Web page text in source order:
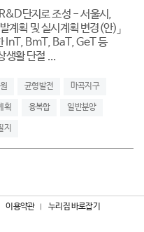
단지로 조성 - 서울시,
계획 및 실시계획 변경(안)」
InT, BmT, BaT, GeT 등
생활 단절 ...
균형발전 마곡지구
획 융복합 일반분양
지
이용약관 누리집 바로잡기